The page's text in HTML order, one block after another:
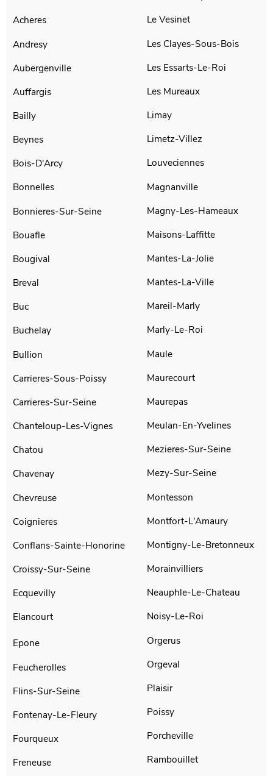
Acheres
Andresy
Aubergenville
Auffargis
Bailly
Beynes
Bois-D'Arcy
Bonnelles
Bonnieres-Sur-Seine
Bouafle
Bougival
Breval
Buc
Buchelay
Bullion
Carrieres-Sous-Poissy
Carrieres-Sur-Seine
Chanteloup-Les-Vignes
Chatou
Chavenay
Chevreuse
Coignieres
Conflans-Sainte-Honorine
Croissy-Sur-Seine
Ecquevilly
Elancourt
Epone
Feucherolles
Flins-Sur-Seine
Fontenay-Le-Fleury
Fourqueux
Freneuse
Le Vesinet
Les Clayes-Sous-Bois
Les Essarts-Le-Roi
Les Mureaux
Limay
Limetz-Villez
Louveciennes
Magnanville
Magny-Les-Hameaux
Maisons-Laffitte
Mantes-La-Jolie
Mantes-La-Ville
Mareil-Marly
Marly-Le-Roi
Maule
Maurecourt
Maurepas
Meulan-En-Yvelines
Mezieres-Sur-Seine
Mezy-Sur-Seine
Montesson
Montfort-L'Amaury
Montigny-Le-Bretonneux
Morainvilliers
Neauphle-Le-Chateau
Noisy-Le-Roi
Orgerus
Orgeval
Plaisir
Poissy
Porcheville
Rambouillet